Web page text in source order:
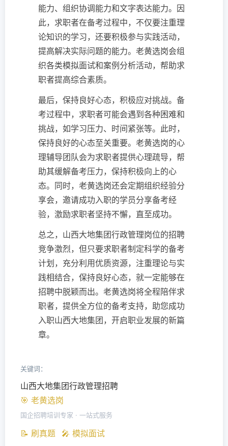
能力、组织协调能力和文字表达能力。因
此，求职者在备考过程中，不仅要注重理
论知识的学习，还要积极参与实践活动，
提高解决实际问题的能力。老黄选岗会组
织各类模拟面试和案例分析活动，帮助求
职者提高综合素质。
最后，保持良好心态，积极应对挑战。备
考过程中，求职者可能会遇到各种困难和
挑战，如学习压力、时间紧张等。此时，
保持良好的心态至关重要。老黄选岗的心
理辅导团队会为求职者提供心理疏导，帮
助其缓解备考压力，保持积极向上的心
态。同时，老黄选岗还会定期组织经验分
享会，邀请成功入职的学员分享备考经
验，激励求职者坚持不懈，直至成功。
总之，山西大地集团行政管理岗位的招聘
竞争激烈，但只要求职者制定科学的备考
计划，充分利用优质资源，注重理论与实
践相结合，保持良好心态，就一定能够在
招聘中脱颖而出。老黄选岗将全程陪伴求
职者，提供全方位的备考支持，助您成功
入职山西大地集团，开启职业发展的新篇
章。
关键词：
山西大地集团行政管理招聘
🎯 老黄选岗
国企招聘培训专家 · 一站式服务
📝 刷真题 🎤 模拟面试